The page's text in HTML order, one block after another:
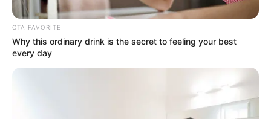
interesan. Para estar bien informado, por
favor, active las notificaciones de Alerta.
CTA FAVORITE
Why this ordinary drink is the secret to feeling your best
every day